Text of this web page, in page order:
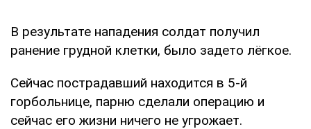
В результате нападения солдат получил
ранение грудной клетки, было задето лёгкое.
Сейчас пострадавший находится в 5-й
горбольнице, парню сделали операцию и
сейчас его жизни ничего не угрожает.